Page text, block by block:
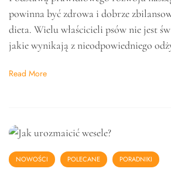
powinna być zdrowa i dobrze
dieta. Wielu właścicieli psów nie jest
jakie wynikają z nieodpowiedniego
Read More
NOWOŚCI POLECANE PORADNIKI